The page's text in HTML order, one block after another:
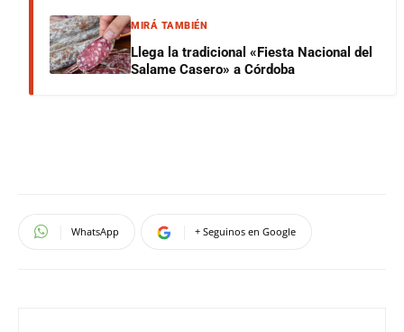
MIRÁ TAMBIÉN
Llega la tradicional «Fiesta Nacional del
Salame Casero» a Córdoba
WhatsApp + Seguinos en Google